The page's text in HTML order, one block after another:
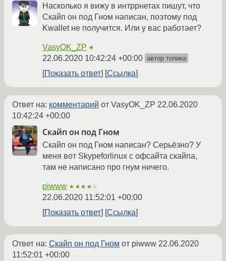
Насколько я вижу в интррнетах пишут, что
Скайп он под Гном написан, поэтому под
Kwallet не получится. Или у вас работает?
VasyOK_ZP ★
22.06.2020 10:42:24 +00:00 автор топика
Показать ответ Ссылка
Ответ на: комментарий от VasyOK_ZP 22.06.2020
10:42:24 +00:00
Скайп он под Гном
Скайп он под Гном написан? Серьёзно? У
меня вот Skypeforlinux с офсайта скайпа,
там не написано про гнум ничего.
piwww ★★★★☆
22.06.2020 11:52:01 +00:00
Показать ответ
Ссылка
Ответ на: Скайп он под Гном от piwww 22.06.2020
11:52:01 +00:00